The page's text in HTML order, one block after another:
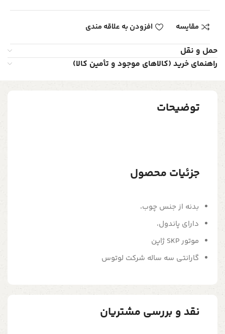
مقایسه افزودن به علاقه مندی
حمل و نقل
راهنمای خرید (کالاهای موجود و تأمین کالا)
توضیحات
جزئیات محصول
بدنه از جنس چوب،
دارای پاندول،
موتور SKP ژاپن
گارانتی سه ساله شرکت لوتوس
نقد و بررسی مشتریان